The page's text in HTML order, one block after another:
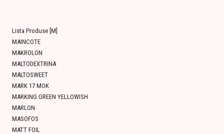
Lista Produse [M]
MAINCOTE
MAKROLON
MALTODEXTRINA
MALTOSWEET
MARK 17 MOK
MARKING GREEN YELLOWISH
MARLON
MASOFOS
MATT FOIL